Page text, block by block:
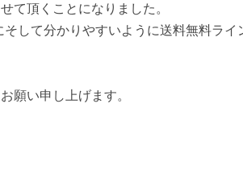
て頂くことになりました。
して分かりやすいように送料無料ラ
願い申し上げます。